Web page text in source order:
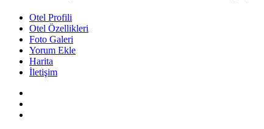
Otel Profili
Otel Özellikleri
Foto Galeri
Yorum Ekle
Harita
İletişim